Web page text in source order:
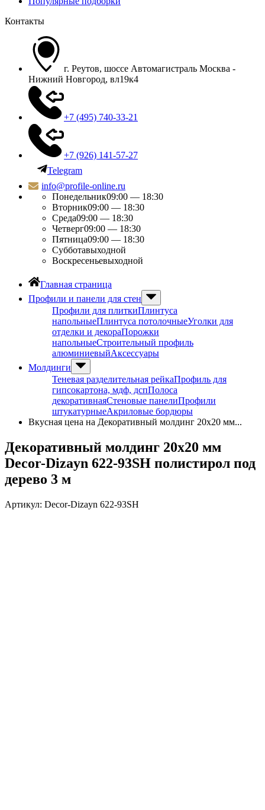
Контакты
г. Реутов, шоссе Автомагистраль Москва -
Нижний Новгород, вл19к4
+7 (495) 740-33-21
+7 (926) 141-57-27
Telegram
info@profile-online.ru
Понедельник09:00 — 18:30
Вторник09:00 — 18:30
Среда09:00 — 18:30
Четверг09:00 — 18:30
Пятница09:00 — 18:30
Субботавыходной
Воскресеньевыходной
Главная страница
Профили и панели для стен
Профили для плиткиПлинтуса
напольныеПлинтуса потолочныеУголки для
отделки и декораПорожки
напольныеСтроительный профиль
алюминиевыйАксессуары
Молдинги
Теневая разделительная рейкаПрофиль для
гипсокартона, мдф, дспПолоса
декоративнаяСтеновые панелиПрофили
штукатурныеАкриловые бордюры
Вкусная цена на Декоративный молдинг 20х20 мм...
Декоративный молдинг 20х20 мм
Decor-Dizayn 622-93SH полистирол под
дерево 3 м
Артикул: Decor-Dizayn 622-93SH